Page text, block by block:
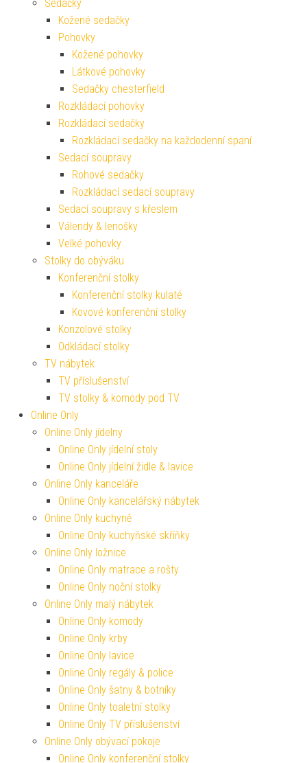
Sedačky
Kožené sedačky
Pohovky
Kožené pohovky
Látkové pohovky
Sedačky chesterfield
Rozkládací pohovky
Rozkládací sedačky
Rozkládací sedačky na každodenní spaní
Sedací soupravy
Rohové sedačky
Rozkládací sedací soupravy
Sedací soupravy s křeslem
Válendy & lenošky
Velké pohovky
Stolky do obýváku
Konferenční stolky
Konferenční stolky kulaté
Kovové konferenční stolky
Konzolové stolky
Odkládací stolky
TV nábytek
TV příslušenství
TV stolky & komody pod TV
Online Only
Online Only jídelny
Online Only jídelní stoly
Online Only jídelní židle & lavice
Online Only kanceláře
Online Only kancelářský nábytek
Online Only kuchyně
Online Only kuchyňské skříňky
Online Only ložnice
Online Only matrace a rošty
Online Only noční stolky
Online Only malý nábytek
Online Only komody
Online Only krby
Online Only lavice
Online Only regály & police
Online Only šatny & botníky
Online Only toaletní stolky
Online Only TV příslušenství
Online Only obývací pokoje
Online Only konferenční stolky